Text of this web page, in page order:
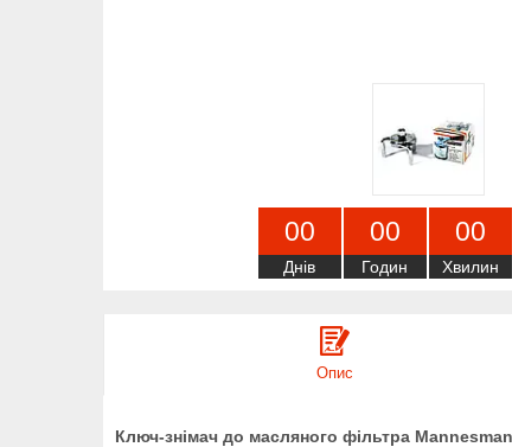
00
Днів
00
Годин
00
Хвилин
Опис
Ключ-знімач до масляного фільтра